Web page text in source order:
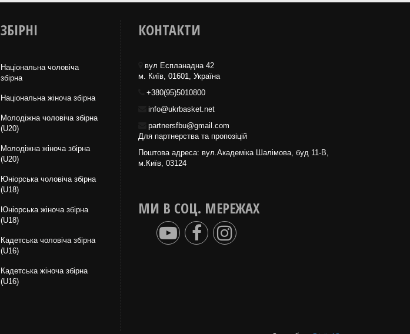
ЗБІРНІ
Національна чоловіча
збірна
Національна жiноча збірна
Молодіжна чоловіча збірна
(U20)
Молодіжна жіноча збірна
(U20)
Юніорська чоловіча збірна
(U18)
Юніорська жіноча збірна
(U18)
Кадетська чоловіча збірна
(U16)
Кадетська жіноча збірна
(U16)
КОНТАКТИ
вул Еспланадна 42
м. Київ, 01601, Україна
+380(95)5010800
info@ukrbasket.net
partnersfbu@gmail.com
Для партнерства та пропозіцій
Поштова адреса: вул.Академіка Шалімова, буд 11-В,
м.Київ, 03124
МИ В СОЦ. МЕРЕЖАХ